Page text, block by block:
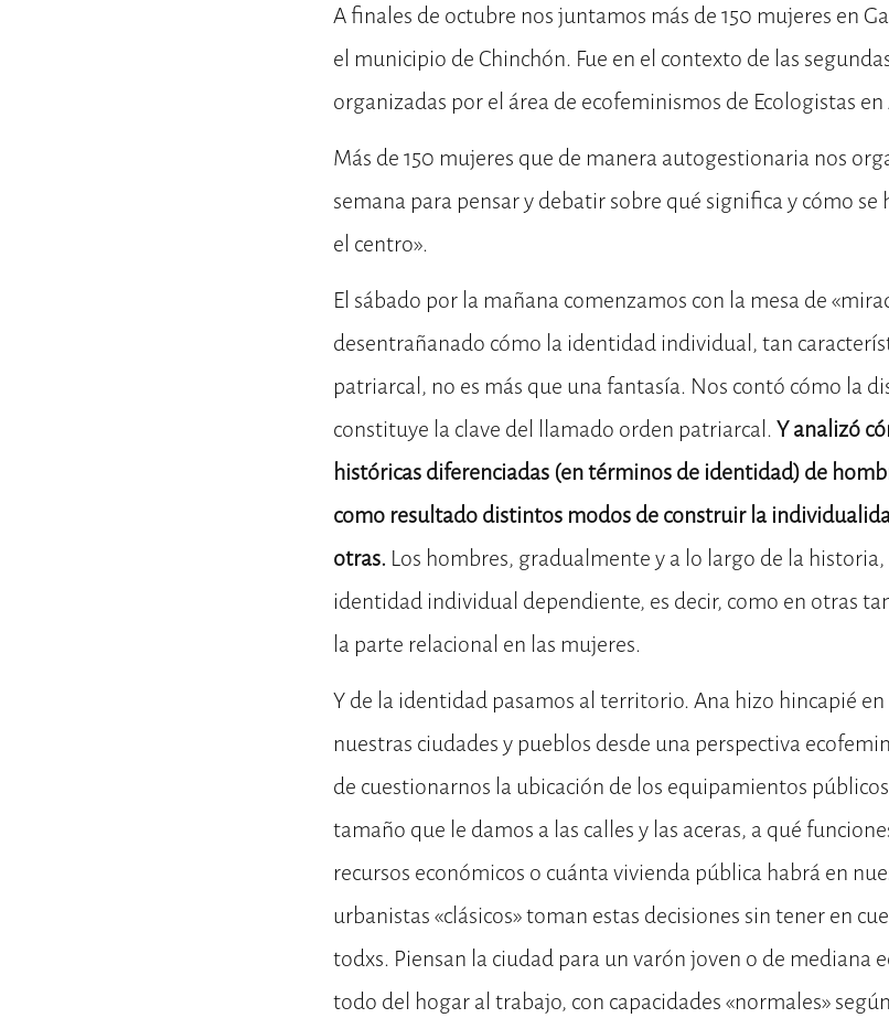
A finales de octubre nos juntamos más de 150 mujeres en
el municipio de Chinchón. Fue en el contexto de las
organizadas por el área de ecofeminismos de Ecologistas en
Más de 150 mujeres que de manera autogestionaria nos
semana para pensar y debatir sobre qué significa y cómo se
el centro».
El sábado por la mañana comenzamos con la mesa de
desentrañanado cómo la identidad individual, tan
patriarcal, no es más que una fantasía. Nos contó cómo la
constituye la clave del llamado orden patriarcal.Y analizó
históricas diferenciadas (en términos de identidad) de
como resultado distintos modos de construir la
otras. Los hombres, gradualmente y a lo largo de la
identidad individual dependiente, es decir, como en otras
la parte relacional en las mujeres.
Y de la identidad pasamos al territorio. Ana hizo hincapié
nuestras ciudades y pueblos desde una perspectiva
de cuestionarnos la ubicación de los equipamientos
tamaño que le damos a las calles y las aceras, a qué
recursos económicos o cuánta vivienda pública habrá en
urbanistas «clásicos» toman estas decisiones sin tener en
todxs. Piensan la ciudad para un varón joven o de mediana
todo del hogar al trabajo, con capacidades «normales»